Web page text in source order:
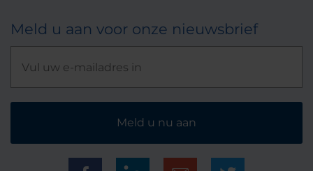
Meld u aan voor onze nieuwsbrief
Meld u nu aan